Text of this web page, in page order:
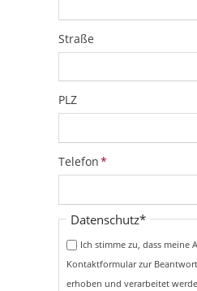
Straße
PLZ
Pflichtfeld
Telefon*
Pflichtfeld
Datenschutz*
Ich stimme zu, dass meine
Kontaktformular zur
erhoben und verarbeitet